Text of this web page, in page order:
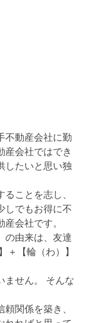
不動産会社に勤
産会社ではでき
したいと思い独
ことを志し、
しでもお得に不
会社です。
の由来は、友達
＋【輪（わ）】
ません。 そんな
関係を築き、